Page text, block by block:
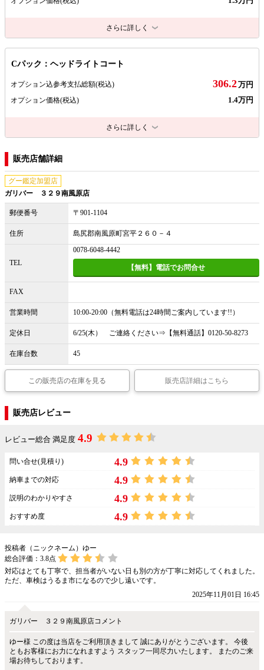
さらに詳しく
Cパック：ヘッドライトコート
オプション込参考支払総額(税込) 306.2万円
オプション価格(税込) 1.4万円
さらに詳しく
販売店舗詳細
グー鑑定加盟店
ガリバー ３２９南風原店
郵便番号 〒901-1104
住所 島尻郡南風原町宮平２６０－４
TEL
0078-6048-4442
【無料】電話でお問合せ
FAX
営業時間 10:00-20:00（無料電話は24時間ご案内しています!!）
定休日 6/25(木） ご連絡ください⇒【無料通話】0120-50-8273
在庫台数 45
この販売店の在庫を見る 販売店詳細はこちら
販売店レビュー
レビュー総合 満足度 4.9
問い合せ(見積り) 4.9
納車までの対応 4.9
説明のわかりやすさ 4.9
おすすめ度 4.9
投稿者（ニックネーム）ゆー
総合評価： 3.8点
対応はとても丁寧で、担当者がいない日も別の方が丁寧に対応してくれました。
ただ、車検はうるま市になるので少し遠いです。
2025年11月01日 16:45
ガリバー ３２９南風原店コメント
ゆー様 この度は当店をご利用頂きまして 誠にありがとうございます。 今後
ともお客様にお力になれますよう スタッフ一同尽力いたします。 またのご来
場お待ちしております。